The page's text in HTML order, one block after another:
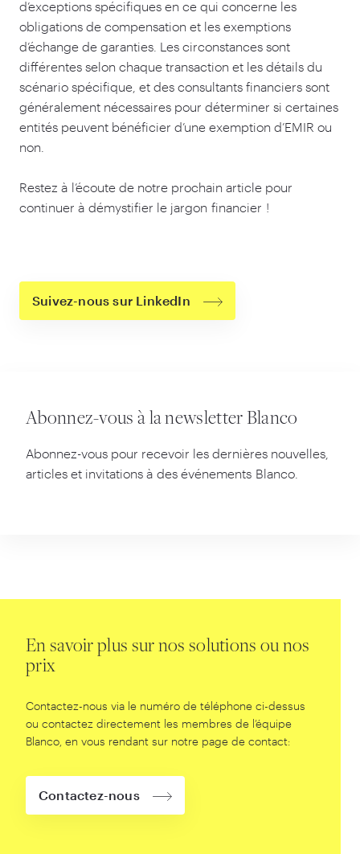
d’exceptions spécifiques en ce qui concerne les
obligations de compensation et les exemptions
d’échange de garanties. Les circonstances sont
différentes selon chaque transaction et les détails du
scénario spécifique, et des consultants financiers sont
généralement nécessaires pour déterminer si certaines
entités peuvent bénéficier d’une exemption d’EMIR ou
non.
Restez à l’écoute de notre prochain article pour
continuer à démystifier le jargon financier !
Suivez-nous sur LinkedIn
Abonnez-vous à la newsletter Blanco
Abonnez-vous pour recevoir les dernières nouvelles,
articles et invitations à des événements Blanco.
En savoir plus sur nos solutions ou nos
prix
Contactez-nous via le numéro de téléphone ci-dessus
ou contactez directement les membres de l’équipe
Blanco, en vous rendant sur notre page de contact:
Contactez-nous